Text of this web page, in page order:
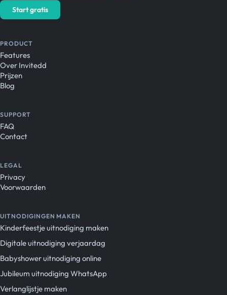
Start gratis
PRODUCT
Features
Over Invitedd
Prijzen
Blog
SUPPORT
FAQ
Contact
LEGAL
Privacy
Voorwaarden
UITNODIGINGEN MAKEN
Kinderfeestje uitnodiging maken
Digitale uitnodiging verjaardag
Babyshower uitnodiging online
Jubileum uitnodiging WhatsApp
Verlanglijstje maken